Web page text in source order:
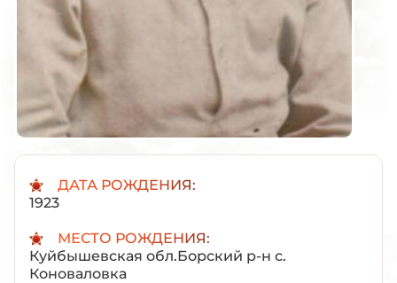
ДАТА РОЖДЕНИЯ:
1923
МЕСТО РОЖДЕНИЯ:
Куйбышевская обл.Борский р-н с.
Коноваловка